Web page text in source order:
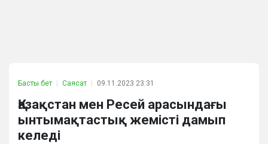
Басты бет Саясат 09.11.2023 23:31
Қазақстан мен Ресей арасындағы
ынтымақтастық жемісті дамып
келеді